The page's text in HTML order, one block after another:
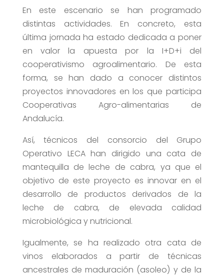
En este escenario se han programado
distintas actividades. En concreto, esta
última jornada ha estado dedicada a poner
en valor la apuesta por la I+D+i del
cooperativismo agroalimentario. De esta
forma, se han dado a conocer distintos
proyectos innovadores en los que participa
Cooperativas Agro-alimentarias de
Andalucía.
Así, técnicos del consorcio del Grupo
Operativo LECA han dirigido una cata de
mantequilla de leche de cabra, ya que el
objetivo de este proyecto es innovar en el
desarrollo de productos derivados de la
leche de cabra, de elevada calidad
microbiológica y nutricional.
Igualmente, se ha realizado otra cata de
vinos elaborados a partir de técnicas
ancestrales de maduración (asoleo) y de la